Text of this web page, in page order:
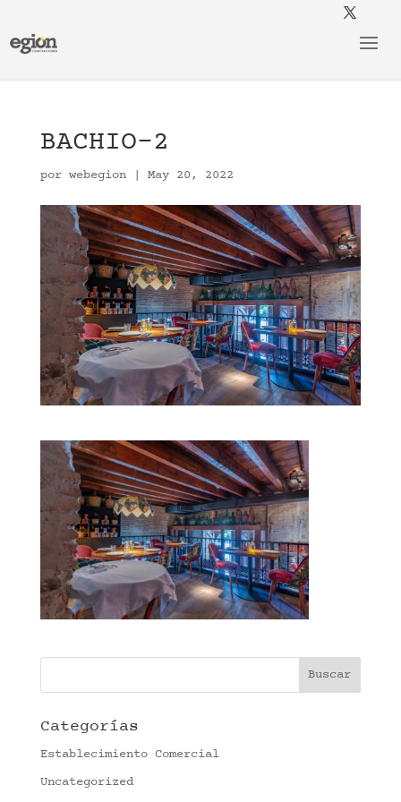
BACHIO-2
por webegion| May 20, 2022
Categorías
Establecimiento Comercial
Uncategorized